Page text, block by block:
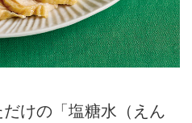
けの「塩糖水（えん